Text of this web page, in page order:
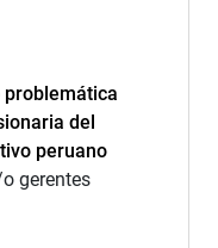
del
peruano
gerentes